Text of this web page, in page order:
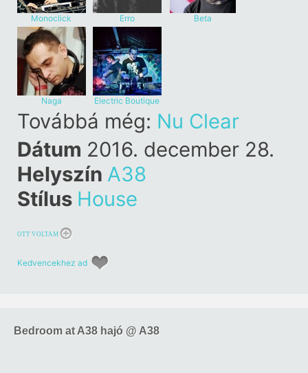
Monoclick Erro Beta
Naga Electric Boutique
Továbbá még: Nu Clear
Dátum 2016. december 28.
Helyszín A38
Stílus House
OTT VOLTAM
Kedvencekhez ad
Bedroom at A38 hajó @ A38